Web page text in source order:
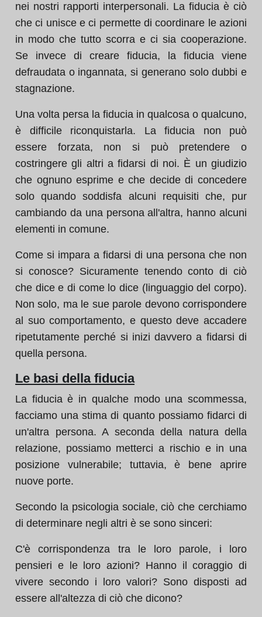
nei nostri rapporti interpersonali. La fiducia è ciò
che ci unisce e ci permette di coordinare le azioni
in modo che tutto scorra e ci sia cooperazione.
Se invece di creare fiducia, la fiducia viene
defraudata o ingannata, si generano solo dubbi e
stagnazione.
Una volta persa la fiducia in qualcosa o qualcuno,
è difficile riconquistarla. La fiducia non può
essere forzata, non si può pretendere o
costringere gli altri a fidarsi di noi. È un giudizio
che ognuno esprime e che decide di concedere
solo quando soddisfa alcuni requisiti che, pur
cambiando da una persona all'altra, hanno alcuni
elementi in comune.
Come si impara a fidarsi di una persona che non
si conosce? Sicuramente tenendo conto di ciò
che dice e di come lo dice (linguaggio del corpo).
Non solo, ma le sue parole devono corrispondere
al suo comportamento, e questo deve accadere
ripetutamente perché si inizi davvero a fidarsi di
quella persona.
Le basi della fiducia
La fiducia è in qualche modo una scommessa,
facciamo una stima di quanto possiamo fidarci di
un'altra persona. A seconda della natura della
relazione, possiamo metterci a rischio e in una
posizione vulnerabile; tuttavia, è bene aprire
nuove porte.
Secondo la psicologia sociale, ciò che cerchiamo
di determinare negli altri è se sono sinceri:
C'è corrispondenza tra le loro parole, i loro
pensieri e le loro azioni? Hanno il coraggio di
vivere secondo i loro valori? Sono disposti ad
essere all'altezza di ciò che dicono?